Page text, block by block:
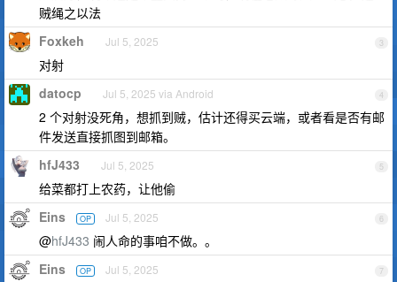
贼绳之以法
3
Foxkeh Jul 5, 2025
对射
4
datocp Jul 5, 2025 via Android
2 个对射没死角，想抓到贼，估计还得买云端，或者看是否有邮
件发送直接抓图到邮箱。
5
hfJ433 Jul 5, 2025
给菜都打上农药，让他偷
6
Eins OP Jul 5, 2025
@hfJ433 闹人命的事咱不做。。
7
Eins OP Jul 5, 2025